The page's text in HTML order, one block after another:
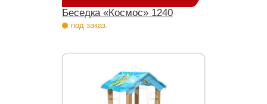
Беседка «Космос» 1240
под заказ.